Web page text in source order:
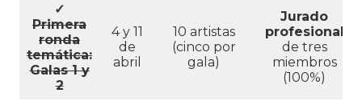
✓
Primera
ronda
temática:
Galas 1 y
2
4 y 11
de
abril
10 artistas
(cinco por
gala)
Jurado
profesional
de tres
miembros
(100%)